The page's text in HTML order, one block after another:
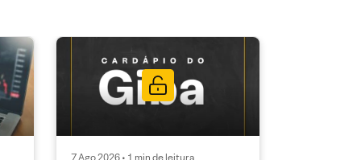
7 Ago 2026 • 1 min de leitura